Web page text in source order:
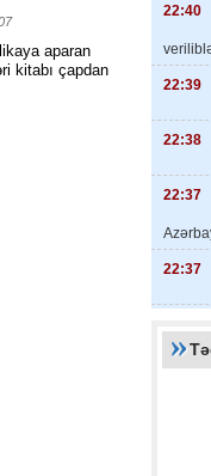
aparan
kitabı çapdan
22:40
22:39
22:38
22:37
22:37